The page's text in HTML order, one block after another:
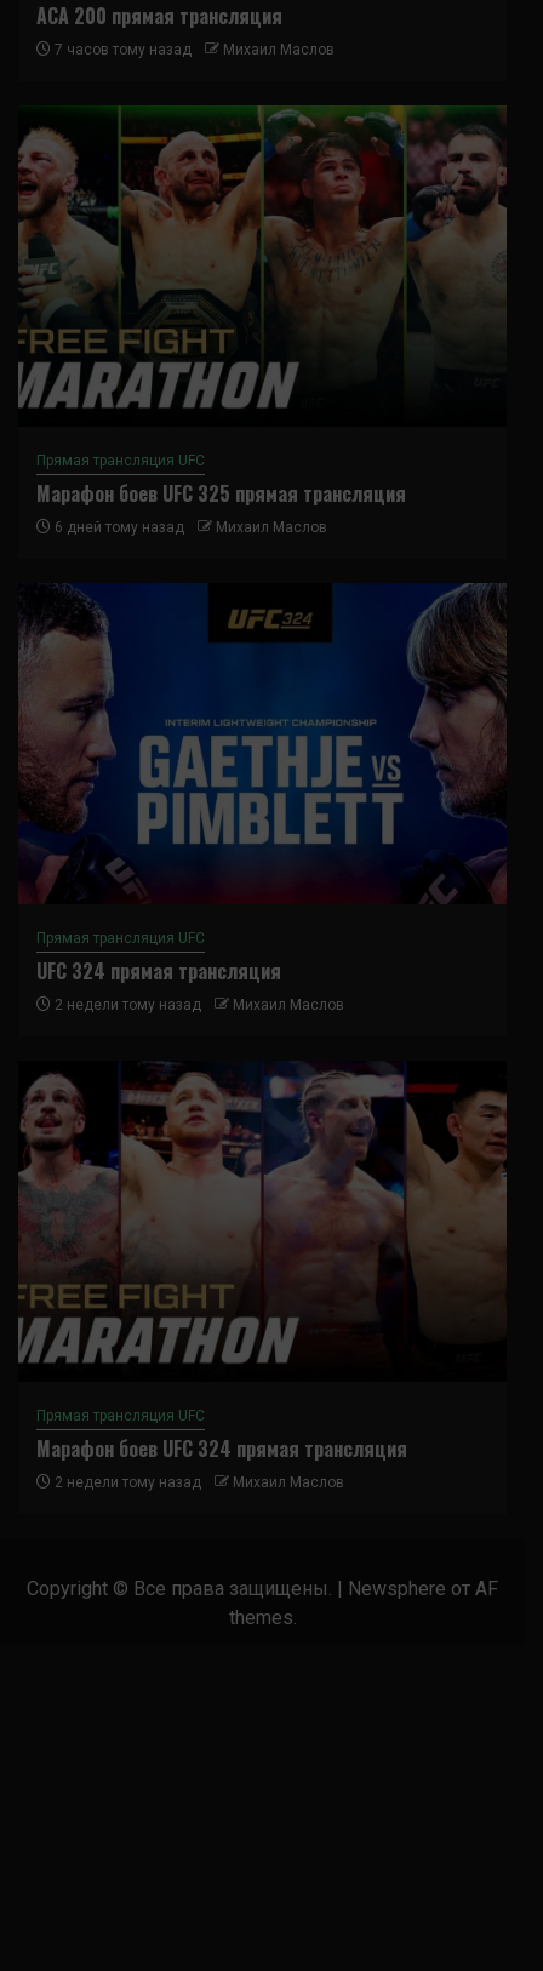
ACA 200 прямая трансляция
7 часов тому назад Михаил Маслов
Прямая трансляция UFC
Марафон боев UFC 325 прямая трансляция
6 дней тому назад Михаил Маслов
Прямая трансляция UFC
UFC 324 прямая трансляция
2 недели тому назад Михаил Маслов
Прямая трансляция UFC
Марафон боев UFC 324 прямая трансляция
2 недели тому назад Михаил Маслов
Copyright © Все права защищены. Newsphere от AF
themes.